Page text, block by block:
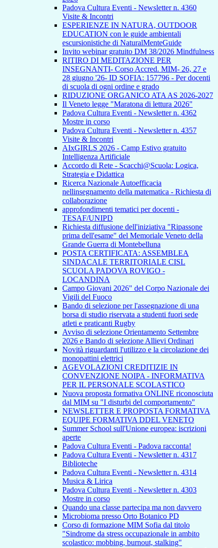
Padova Cultura Eventi - Newsletter n. 4360
Visite & Incontri
ESPERIENZE IN NATURA, OUTDOOR
EDUCATION con le guide ambientali
escursionistiche di NaturalMenteGuide
Invito webinar gratuito DM 38/2026 Mindfulness
RITIRO DI MEDITAZIONE PER
INSEGNANTI- Corso Accred. MIM- 26, 27 e
28 giugno '26- ID SOFIA: 157796 - Per docenti
di scuola di ogni ordine e grado
RIDUZIONE ORGANICO ATA AS 2026-2027
Il Veneto legge "Maratona di lettura 2026"
Padova Cultura Eventi - Newsletter n. 4362
Mostre in corso
Padova Cultura Eventi - Newsletter n. 4357
Visite & Incontri
AIxGIRLS 2026 - Camp Estivo gratuito
Intelligenza Artificiale
Accordo di Rete - Scacchi@Scuola: Logica,
Strategia e Didattica
Ricerca Nazionale Autoefficacia
nellinsegnamento della matematica - Richiesta di
collaborazione
approfondimenti tematici per docenti -
TESAF/UNIPD
Richiesta diffusione dell'iniziativa "Ripassone
prima dell'esame" del Memoriale Veneto della
Grande Guerra di Montebelluna
POSTA CERTIFICATA: ASSEMBLEA
SINDACALE TERRITORIALE CISL
SCUOLA PADOVA ROVIGO -
LOCANDINA
Campo Giovani 2026" del Corpo Nazionale dei
Vigili del Fuoco
Bando di selezione per l'assegnazione di una
borsa di studio riservata a studenti fuori sede
atleti e praticanti Rugby
Avviso di selezione Orientamento Settembre
2026 e Bando di selezione Allievi Ordinari
Novità riguardanti l'utilizzo e la circolazione dei
monopattini elettrici
AGEVOLAZIONI CREDITIZIE IN
CONVENZIONE NOIPA - INFORMATIVA
PER IL PERSONALE SCOLASTICO
Nuova proposta formativa ONLINE riconosciuta
dal MIM su "I disturbi del comportamento"
NEWSLETTER E PROPOSTA FORMATIVA
EQUIPE FORMATIVA DDEL VENETO
Summer School sull'Unione europea: iscrizioni
aperte
Padova Cultura Eventi - Padova racconta!
Padova Cultura Eventi - Newsletter n. 4317
Biblioteche
Padova Cultura Eventi - Newsletter n. 4314
Musica & Lirica
Padova Cultura Eventi - Newsletter n. 4303
Mostre in corso
Quando una classe partecipa ma non davvero
Microbioma presso Orto Botanico PD
Corso di formazione MIM Sofia dal titolo
"Sindrome da stress occupazionale in ambito
scolastico: mobbing, burnout, stalking"